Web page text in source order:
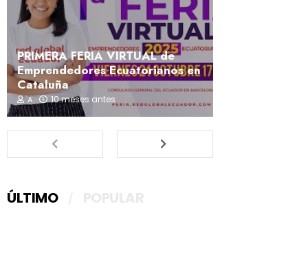
PRIMERA FERIA VIRTUAL de
Emprendedores Ecuatorianos en
Cataluña
A 10 meses antes
ÚLTIMO